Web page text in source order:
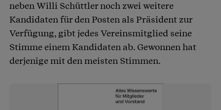
neben Willi Schüttler noch zwei weitere
Kandidaten für den Posten als Präsident zur
Verfügung, gibt jedes Vereinsmitglied seine
Stimme einem Kandidaten ab. Gewonnen hat
derjenige mit den meisten Stimmen.